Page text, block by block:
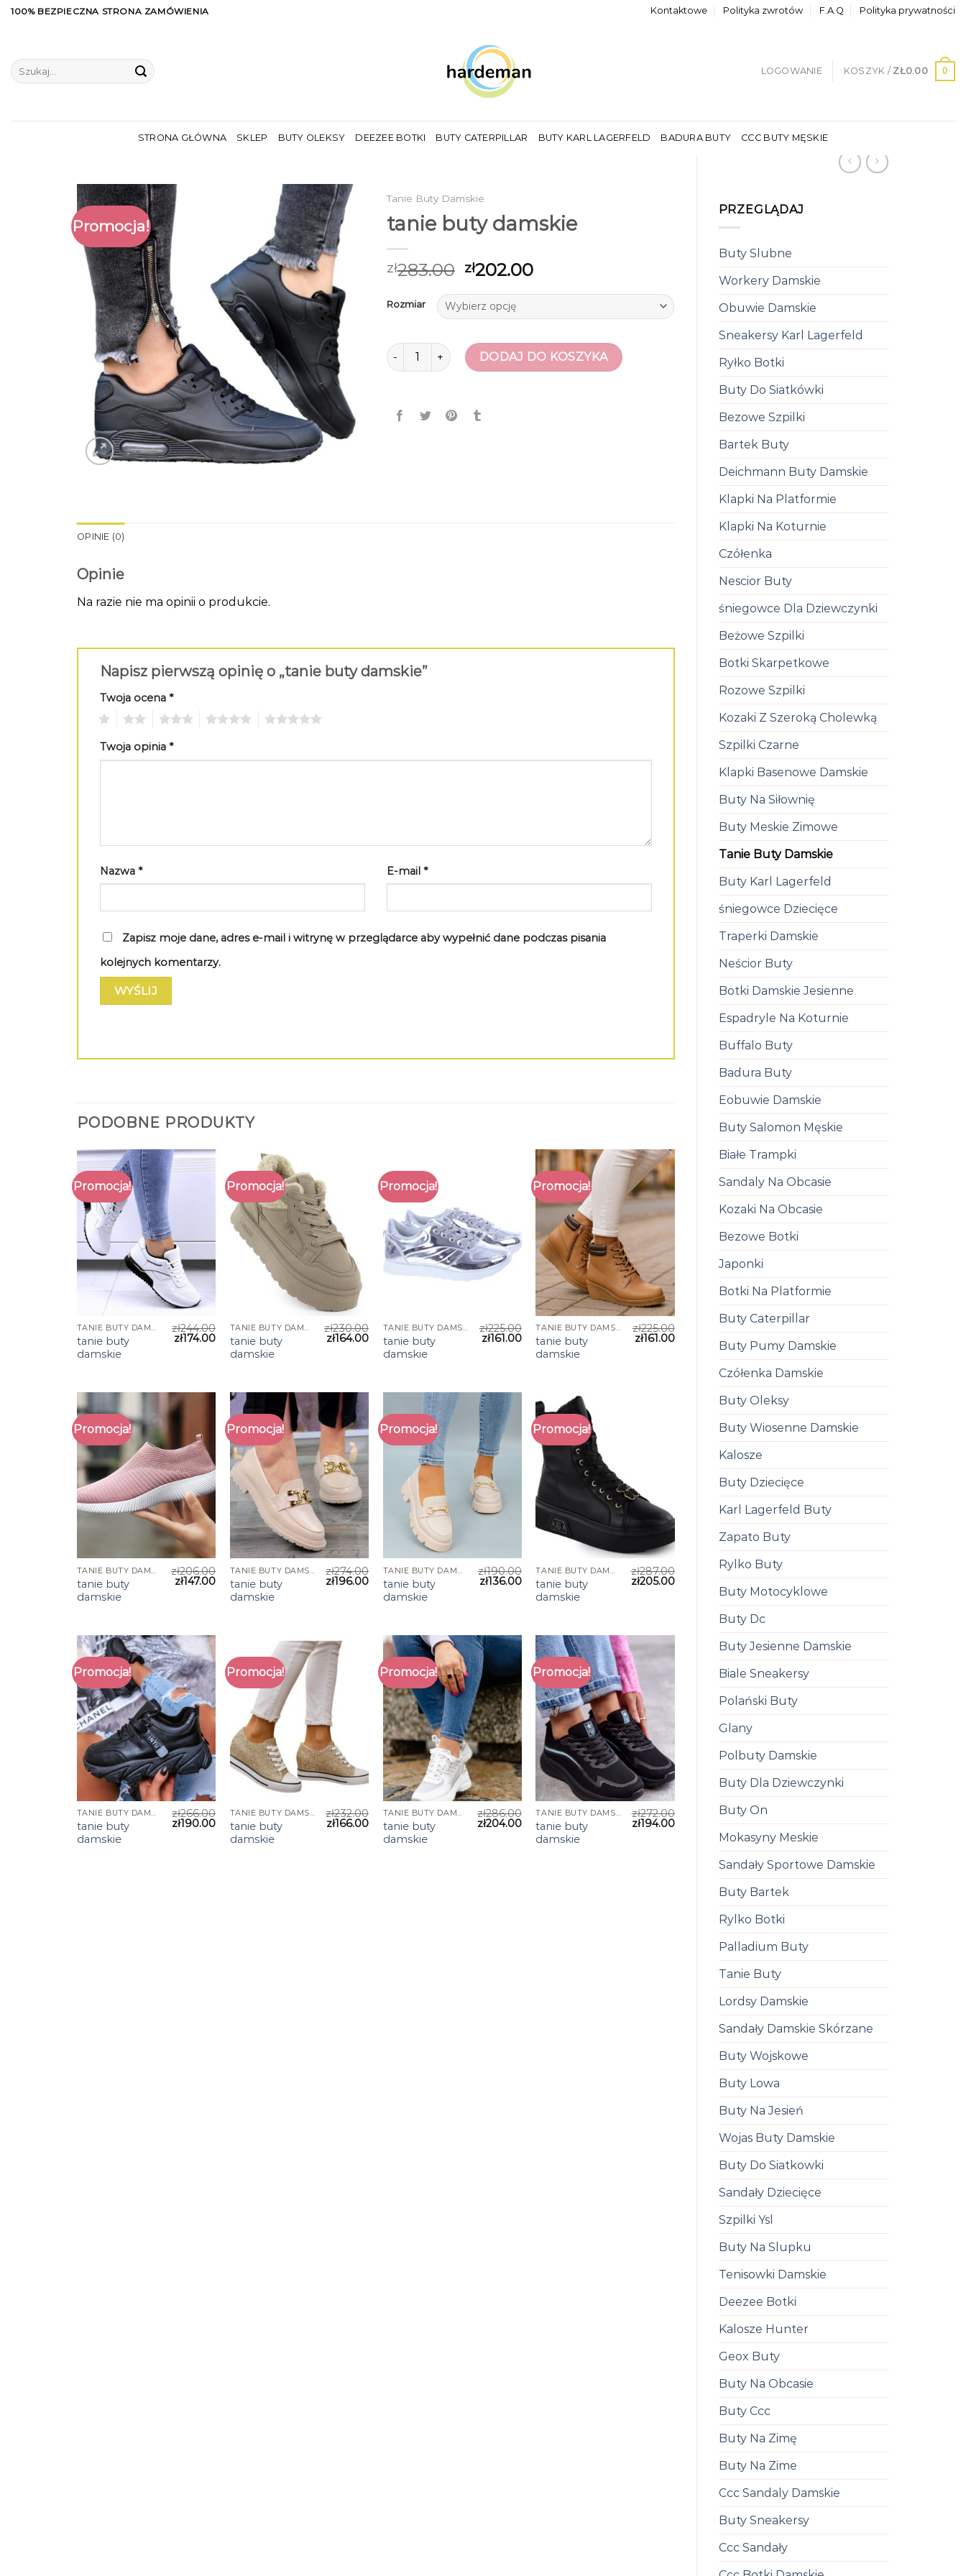
Skip100% BEZPIECZNA STRONA ZAMÓWIENIA Kontaktowe Polityka zwrotów F.A.Q Polityka prywatności
Szukaj:
LOGOWANIE KOSZYK / ZŁ0.00 0
STRONA GŁÓWNA SKLEP BUTY OLEKSY DEEZEE BOTKI BUTY CATERPILLAR BUTY KARL LAGERFELD BADURA BUTY CCC BUTY MĘSKIE
PRZEGLĄDAJ
Buty Slubne
Workery Damskie
Obuwie Damskie
Sneakersy Karl Lagerfeld
Ryłko Botki
Buty Do Siatkówki
Bezowe Szpilki
Bartek Buty
Deichmann Buty Damskie
Klapki Na Platformie
Klapki Na Koturnie
Czółenka
Nescior Buty
śniegowce Dla Dziewczynki
Beżowe Szpilki
Botki Skarpetkowe
Rozowe Szpilki
Kozaki Z Szeroką Cholewką
Szpilki Czarne
Klapki Basenowe Damskie
Buty Na Siłownię
Buty Meskie Zimowe
Tanie Buty Damskie
Buty Karl Lagerfeld
śniegowce Dziecięce
Traperki Damskie
Neścior Buty
Botki Damskie Jesienne
Espadryle Na Koturnie
Buffalo Buty
Badura Buty
Eobuwie Damskie
Buty Salomon Męskie
Białe Trampki
Sandaly Na Obcasie
Kozaki Na Obcasie
Bezowe Botki
Japonki
Botki Na Platformie
Buty Caterpillar
Buty Pumy Damskie
Czółenka Damskie
Buty Oleksy
Buty Wiosenne Damskie
Kalosze
Buty Dziecięce
Karl Lagerfeld Buty
Zapato Buty
Rylko Buty
Buty Motocyklowe
Buty Dc
Buty Jesienne Damskie
Biale Sneakersy
Polański Buty
Glany
Polbuty Damskie
Buty Dla Dziewczynki
Buty On
Mokasyny Meskie
Sandały Sportowe Damskie
Buty Bartek
Rylko Botki
Palladium Buty
Tanie Buty
Lordsy Damskie
Sandały Damskie Skórzane
Buty Wojskowe
Buty Lowa
Buty Na Jesień
Wojas Buty Damskie
Buty Do Siatkowki
Sandały Dziecięce
Szpilki Ysl
Buty Na Slupku
Tenisowki Damskie
Deezee Botki
Kalosze Hunter
Geox Buty
Buty Na Obcasie
Buty Ccc
Buty Na Zimę
Buty Na Zime
Ccc Sandaly Damskie
Buty Sneakersy
Ccc Sandały
Promocja!
Tanie Buty Damskie
tanie buty damskie
zł283.00 zł202.00
Rozmiar
ilość tanie buty damskieDODAJ DO KOSZYKA
OPINIE (0)
Opinie
Na razie nie ma opinii o produkcie.
Napisz pierwszą opinię o „tanie buty damskie”
Twoja ocena *
Twoja opinia *
Nazwa * E-mail *
Zapisz moje dane, adres e-mail i witrynę w przeglądarce aby wypełnić dane podczas pisania
kolejnych komentarzy.
PODOBNE PRODUKTY
Promocja!
TANIE BUTY DAMSKIE
tanie buty
damskie
zł244.00
zł174.00
Promocja!
TANIE BUTY DAMSKIE
tanie buty
damskie
zł230.00
zł164.00
Promocja!
TANIE BUTY DAMSKIE
tanie buty
damskie
zł225.00
zł161.00
Promocja!
TANIE BUTY DAMSKIE
tanie buty
damskie
zł225.00
zł161.00
Promocja!
TANIE BUTY DAMSKIE
tanie buty
damskie
zł206.00
zł147.00
Promocja!
TANIE BUTY DAMSKIE
tanie buty
damskie
zł274.00
zł196.00
Promocja!
TANIE BUTY DAMSKIE
tanie buty
damskie
zł190.00
zł136.00
Promocja!
TANIE BUTY DAMSKIE
tanie buty
damskie
zł287.00
zł205.00
Promocja!
TANIE BUTY DAMSKIE
tanie buty
damskie
zł266.00
zł190.00
Promocja!
TANIE BUTY DAMSKIE
tanie buty
damskie
zł232.00
zł166.00
Promocja!
TANIE BUTY DAMSKIE
tanie buty
damskie
zł286.00
zł204.00
Promocja!
TANIE BUTY DAMSKIE
tanie buty
damskie
zł272.00
zł194.00